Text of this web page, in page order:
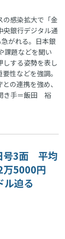
感染拡大で「金
央銀行デジタル通
がれる。日本銀
課題などを聞い
しする姿勢を表し
性などを強調。
の連携を強め、
き手＝飯田 裕
号3面 平均
万5000円
ル迫る